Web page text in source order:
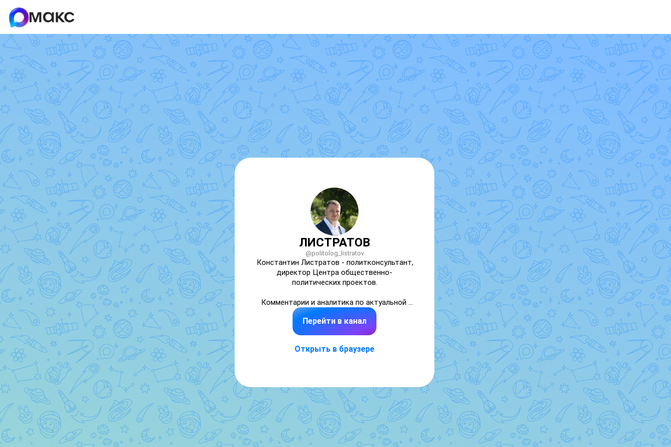
ЛИСТРАТОВ
@politolog_listratov
Константин Листратов - политконсультант,
директор Центра общественно-
политических проектов.
Комментарии и аналитика по актуальной
повестке и региональной политике.
https://t.me/politolog_listratov
https://spp-center.ru
Перейти в канал
Открыть в браузере